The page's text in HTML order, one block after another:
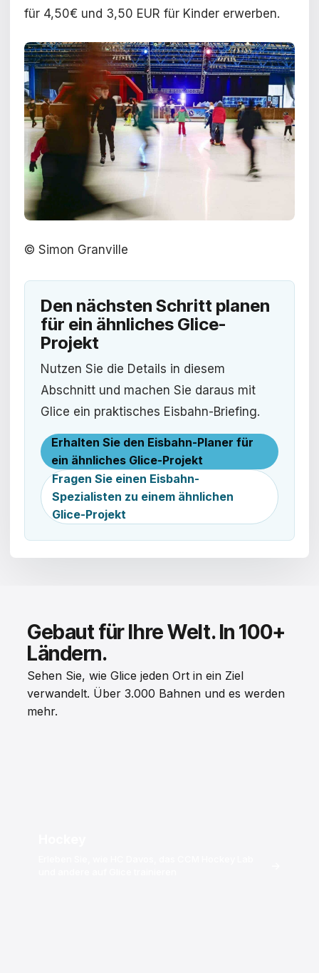
für 4,50€ und 3,50 EUR für Kinder erwerben.
© Simon Granville
Den nächsten Schritt planen
für ein ähnliches Glice-
Projekt
Nutzen Sie die Details in diesem
Abschnitt und machen Sie daraus mit
Glice ein praktisches Eisbahn-Briefing.
Erhalten Sie den Eisbahn-Planer für
ein ähnliches Glice-Projekt
Fragen Sie einen Eisbahn-
Spezialisten zu einem ähnlichen
Glice-Projekt
Gebaut für Ihre Welt. In 100+
Ländern.
Sehen Sie, wie Glice jeden Ort in ein Ziel
verwandelt. Über 3.000 Bahnen und es werden
mehr.